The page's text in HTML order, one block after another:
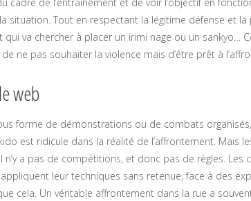
situation. Tout en respectant la légitime défense et
va chercher à placer un irimi nage ou un sankyo…
ne pas souhaiter la violence mais d’être prêt à
web
forme de démonstrations ou de combats
est ridicule dans la réalité de l’affrontement. Mais
n’y a pas de compétitions, et donc pas de règles.
leur techniques sans retenue, face à des
cela. Un véritable affrontement dans la rue a